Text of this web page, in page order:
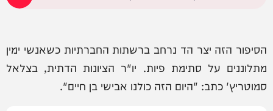
הסיפור הזה יצר הד נרחב ברשתות החברתיות כשאנשי ימין
מתלוננים על סתימת פיות. יו"ר הציונות הדתית, בצלאל
סמוטריץ' כתב: "היום הזה כולנו אבישי בן חיים".